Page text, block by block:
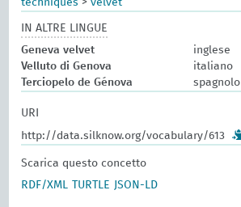
techniques >velvet
IN ALTRE LINGUE
Geneva velvet
inglese
Velluto di Genova
italiano
Terciopelo de Génova
spagnolo
URI
http://data.silknow.org/vocabulary/613
Scarica questo concetto
RDF/XML
TURTLE JSON-LD